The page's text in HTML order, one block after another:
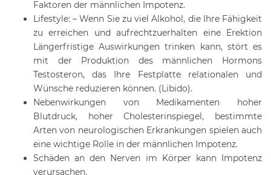
Faktoren der männlichen Impotenz.
Lifestyle: – Wenn Sie zu viel Alkohol, die Ihre Fähigkeit
zu erreichen und aufrechtzuerhalten eine Erektion
Längerfristige Auswirkungen trinken kann, stört es
mit der Produktion des männlichen Hormons
Testosteron, das Ihre Festplatte relationalen und
Wünsche reduzieren können. (Libido).
Nebenwirkungen von Medikamenten hoher
Blutdruck, hoher Cholesterinspiegel, bestimmte
Arten von neurologischen Erkrankungen spielen auch
eine wichtige Rolle in der männlichen Impotenz.
Schäden an den Nerven im Körper kann Impotenz
verursachen.